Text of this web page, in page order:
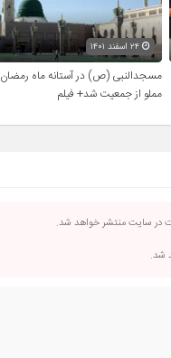
۲۴ اسفند ۱۴۰۱
مسجدالنبی (ص) در آستانه ماه رمضان
مملو از جمعیت شد+ فیلم
در سایت منتشر خواهد شد.
شد.